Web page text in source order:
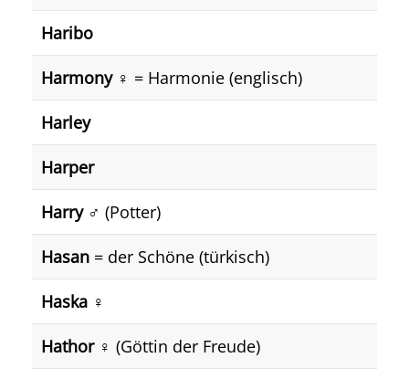
Haribo
Harmony♀️ = Harmonie (englisch)
Harley
Harper
Harry♂️ (Potter)
Hasan = der Schöne (türkisch)
Haska ♀️
Hathor♀️ (Göttin der Freude)